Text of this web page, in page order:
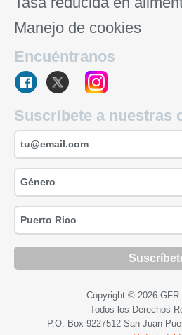
Manejo de cookies
Encuéntranos
Suscríbete a nuestras
Copyright © 2026 GFR
Todos los Derechos
P.O. Box 9227512 San Juan